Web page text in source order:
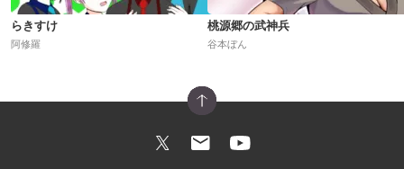
らきすけ
阿修羅
桃源郷の武神兵
谷本ぼん